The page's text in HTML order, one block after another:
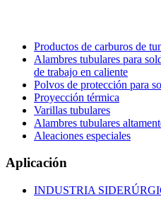
Productos de carburos de
Alambres tubulares para
de trabajo en caliente
Polvos de protección para
Proyección térmica
Varillas tubulares
Alambres tubulares
Aleaciones especiales
Aplicación
INDUSTRIA